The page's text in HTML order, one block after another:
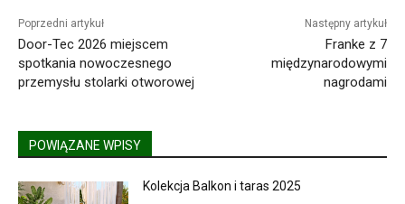
Poprzedni artykuł
Door-Tec 2026 miejscem
spotkania nowoczesnego
przemysłu stolarki otworowej
Następny artykuł
Franke z 7
międzynarodowymi
nagrodami
POWIĄZANE WPISY
Kolekcja Balkon i taras 2025